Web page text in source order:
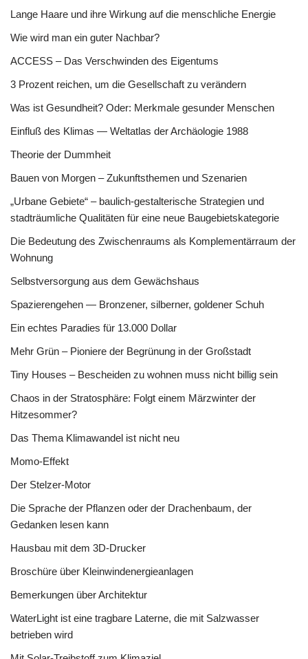
Lange Haare und ihre Wirkung auf die menschliche Energie
Wie wird man ein guter Nachbar?
ACCESS – Das Verschwinden des Eigentums
3 Prozent reichen, um die Gesellschaft zu verändern
Was ist Gesundheit? Oder: Merkmale gesunder Menschen
Einfluß des Klimas — Weltatlas der Archäologie 1988
Theorie der Dummheit
Bauen von Morgen – Zukunftsthemen und Szenarien
„Urbane Gebiete“ – baulich-gestalterische Strategien und
stadträumliche Qualitäten für eine neue Baugebietskategorie
Die Bedeutung des Zwischenraums als Komplementärraum der
Wohnung
Selbstversorgung aus dem Gewächshaus
Spazierengehen — Bronzener, silberner, goldener Schuh
Ein echtes Paradies für 13.000 Dollar
Mehr Grün – Pioniere der Begrünung in der Großstadt
Tiny Houses – Bescheiden zu wohnen muss nicht billig sein
Chaos in der Stratosphäre: Folgt einem Märzwinter der
Hitzesommer?
Das Thema Klimawandel ist nicht neu
Momo-Effekt
Der Stelzer-Motor
Die Sprache der Pflanzen oder der Drachenbaum, der
Gedanken lesen kann
Hausbau mit dem 3D-Drucker
Broschüre über Kleinwindenergieanlagen
Bemerkungen über Architektur
WaterLight ist eine tragbare Laterne, die mit Salzwasser
betrieben wird